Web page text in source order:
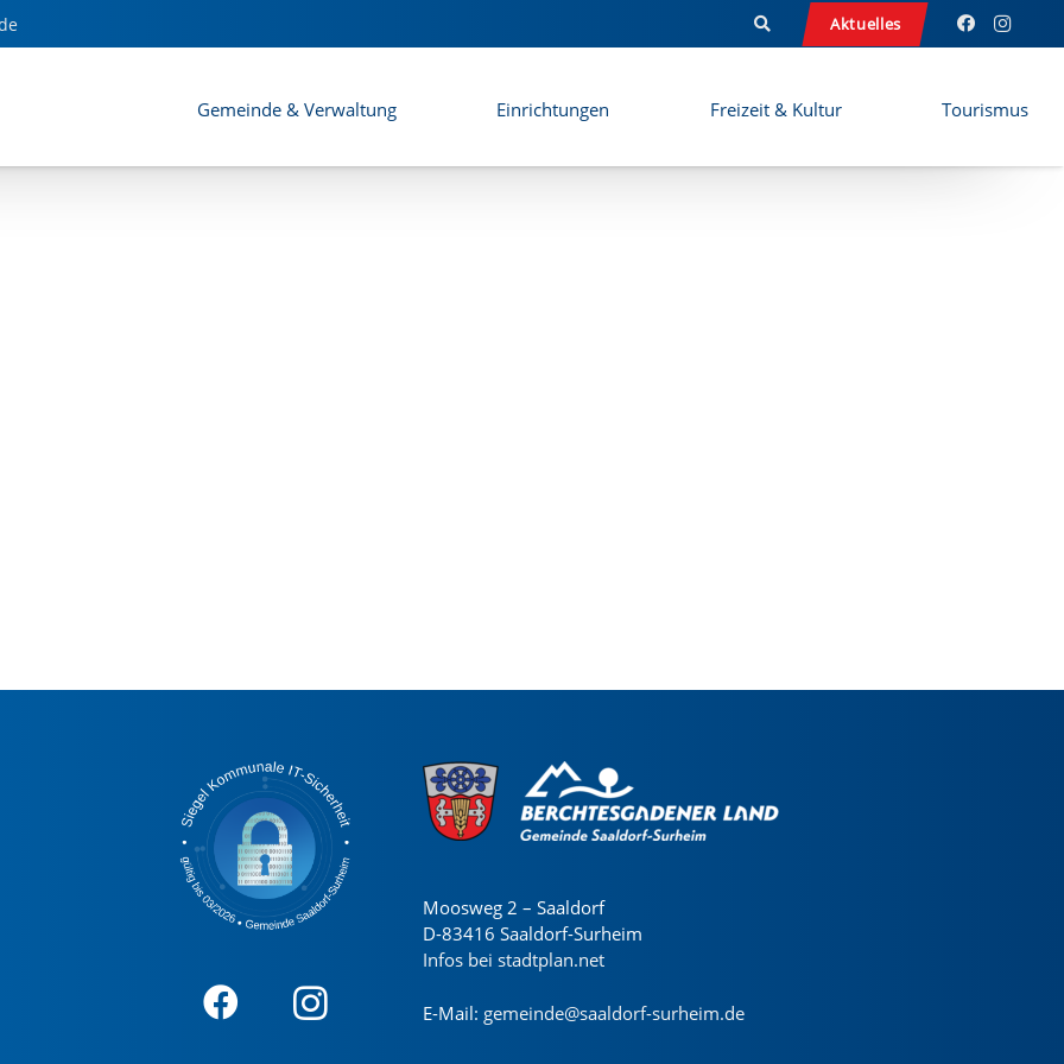
Aktuelles
Gemeinde & Verwaltung Einrichtungen Freizeit & Kultur Tourismus
Holzhausen
Moosweg 2 – Saaldorf
D-83416 Saaldorf-Surheim
Infos bei stadtplan.net
E-Mail: gemeinde@saaldorf-surheim.de